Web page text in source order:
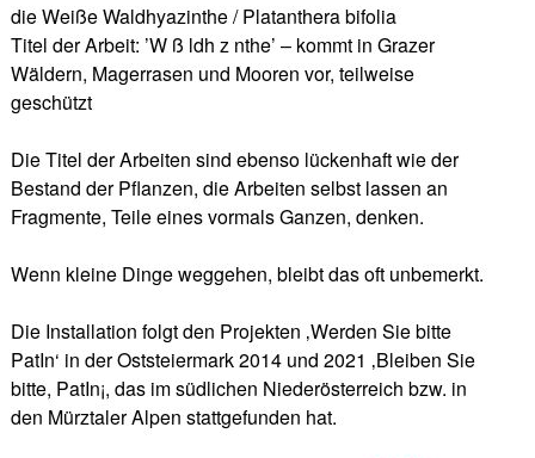
die Weiße Waldhyazinthe / Platanthera bifolia
Titel der Arbeit: ’W ß ldh z nthe’ – kommt in Grazer
Wäldern, Magerrasen und Mooren vor, teilweise
geschützt
Die Titel der Arbeiten sind ebenso lückenhaft wie der
Bestand der Pﬂanzen, die Arbeiten selbst lassen an
Fragmente, Teile eines vormals Ganzen, denken.
Wenn kleine Dinge weggehen, bleibt das oft unbemerkt.
Die Installation folgt den Projekten ‚Werden Sie bitte
PatIn‘ in der Oststeiermark 2014 und 2021 ‚Bleiben Sie
bitte, PatIn!‘, das im südlichen Niederösterreich bzw. in
den Mürztaler Alpen stattgefunden hat.